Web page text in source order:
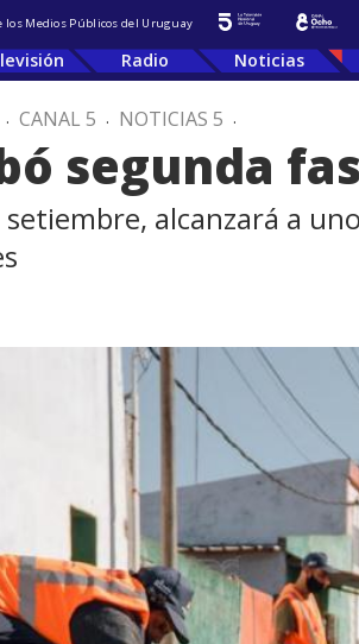
los Medios Públicos del Uruguay
Radio Noticias
. CANAL 5 . NOTICIAS 5 .
segunda
alcanzará a